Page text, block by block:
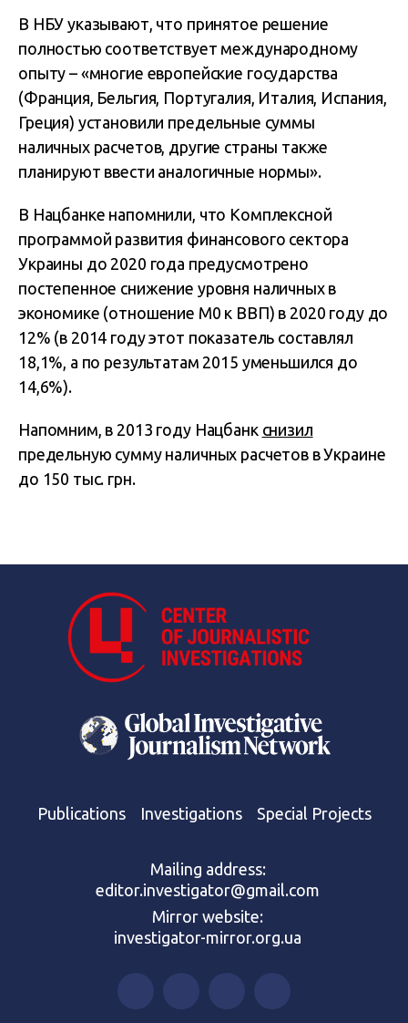
В НБУ указывают, что принятое решение
полностью соответствует международному
опыту – «многие европейские государства
(Франция, Бельгия, Португалия, Италия, Испания,
Греция) установили предельные суммы
наличных расчетов, другие страны также
планируют ввести аналогичные нормы».
В Нацбанке напомнили, что Комплексной
программой развития финансового сектора
Украины до 2020 года предусмотрено
постепенное снижение уровня наличных в
экономике (отношение М0 к ВВП) в 2020 году до
12% (в 2014 году этот показатель составлял
18,1%, а по результатам 2015 уменьшился до
14,6%).
Напомним, в 2013 году Нацбанк снизил
предельную сумму наличных расчетов в Украине
до 150 тыс. грн.
Publications Investigations Special Projects
Mailing address:
editor.investigator@gmail.com
Mirror website:
investigator-mirror.org.ua